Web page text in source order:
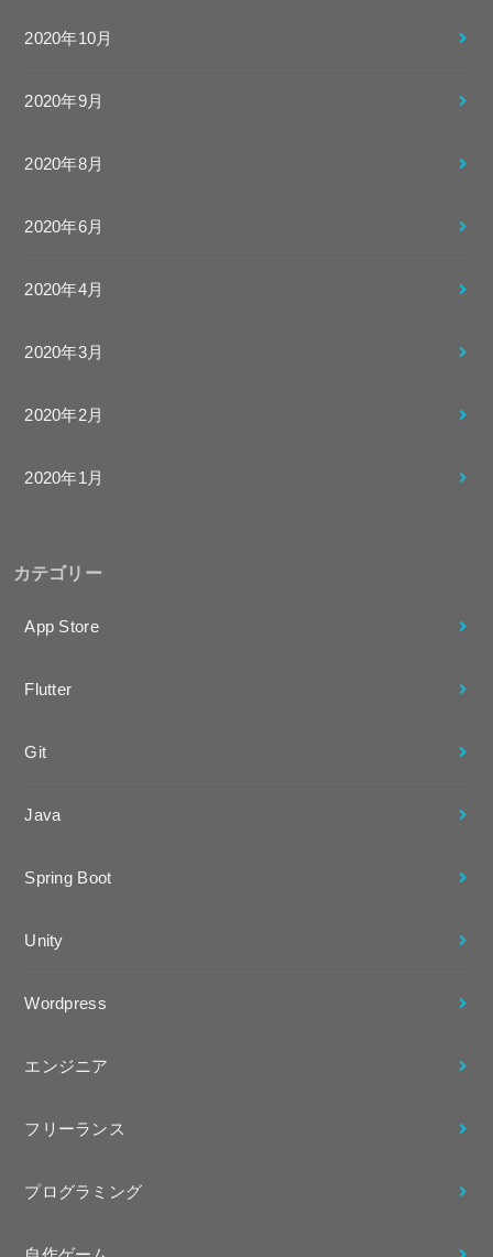
2020年10月
2020年9月
2020年8月
2020年6月
2020年4月
2020年3月
2020年2月
2020年1月
カテゴリー
App Store
Flutter
Git
Java
Spring Boot
Unity
Wordpress
エンジニア
フリーランス
プログラミング